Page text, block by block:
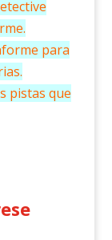
para
pistas que